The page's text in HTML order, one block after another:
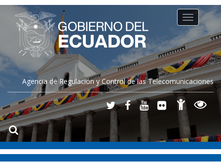
Agencia de Regulación y Control de las Telecomunicaciones
Toggle
navigation